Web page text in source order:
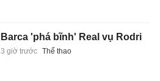
Barca 'phá bĩnh' Real vụ Rodri
3 giờ trước Thể thao